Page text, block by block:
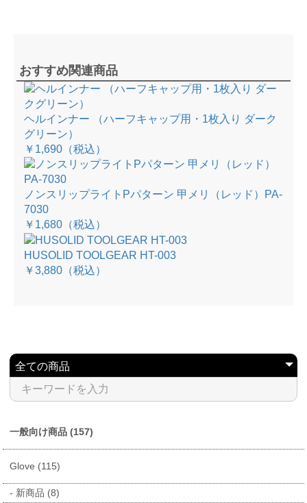
おすすめ関連商品
ヘルインナー （ハーフキャップ用・1枚入り ダーク
グリーン）
￥1,690 （税込）
ノンスリップライトPパターン 甲メリ（レッド）PA-
7030
￥1,680 （税込）
HUSOLID TOOLGEAR HT-003
￥3,880 （税込）
一般向け商品 (157)
Glove (115)
新商品 (8)